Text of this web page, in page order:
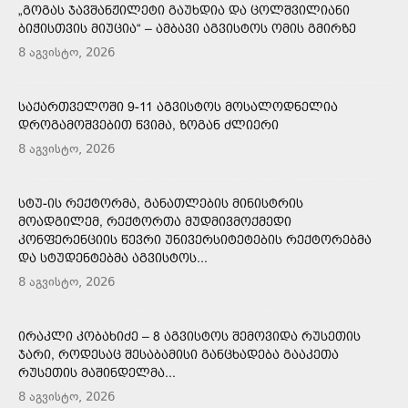
„ᲒᲝᲒᲐᲡ ᲯᲐᲕᲨᲐᲜᲟᲘᲚᲔᲢᲘ ᲒᲐᲣᲮᲓᲘᲐ ᲓᲐ ᲪᲝᲚᲨᲕᲘᲚᲘᲐᲜᲘ
ᲑᲘᲭᲘᲡᲗᲕᲘᲡ ᲛᲘᲣᲪᲘᲐ“ – ᲐᲛᲑᲐᲕᲘ ᲐᲒᲕᲘᲡᲢᲝᲡ ᲝᲛᲘᲡ ᲒᲛᲘᲠᲖᲔ
8 აგვისტო, 2026
ᲡᲐᲥᲐᲠᲗᲕᲔᲚᲝᲨᲘ 9-11 ᲐᲒᲕᲘᲡᲢᲝᲡ ᲛᲝᲡᲐᲚᲝᲓᲜᲔᲚᲘᲐ
ᲓᲠᲝᲒᲐᲛᲝᲨᲕᲔᲑᲘᲗ ᲬᲕᲘᲛᲐ, ᲖᲝᲒᲐᲜ ᲫᲚᲘᲔᲠᲘ
8 აგვისტო, 2026
ᲡᲢᲣ-ᲘᲡ ᲠᲔᲥᲢᲝᲠᲛᲐ, ᲒᲐᲜᲐᲗᲚᲔᲑᲘᲡ ᲛᲘᲜᲘᲡᲢᲠᲘᲡ
ᲛᲝᲐᲓᲒᲘᲚᲔᲛ, ᲠᲔᲥᲢᲝᲠᲗᲐ ᲛᲣᲓᲛᲘᲕᲛᲝᲥᲛᲔᲓᲘ
ᲙᲝᲜᲤᲔᲠᲔᲜᲪᲘᲘᲡ ᲬᲔᲕᲠᲘ ᲣᲜᲘᲕᲔᲠᲡᲘᲢᲔᲢᲔᲑᲘᲡ ᲠᲔᲥᲢᲝᲠᲔᲑᲛᲐ
ᲓᲐ ᲡᲢᲣᲓᲔᲜᲢᲔᲑᲛᲐ ᲐᲒᲕᲘᲡᲢᲝᲡ...
8 აგვისტო, 2026
ᲘᲠᲐᲙᲚᲘ ᲙᲝᲑᲐᲮᲘᲫᲔ – 8 ᲐᲒᲕᲘᲡᲢᲝᲡ ᲨᲔᲛᲝᲕᲘᲓᲐ ᲠᲣᲡᲔᲗᲘᲡ
ᲯᲐᲠᲘ, ᲠᲝᲓᲔᲡᲐᲪ ᲨᲔᲡᲐᲑᲐᲛᲘᲡᲘ ᲒᲐᲜᲪᲮᲐᲓᲔᲑᲐ ᲒᲐᲐᲙᲔᲗᲐ
ᲠᲣᲡᲔᲗᲘᲡ ᲛᲐᲨᲘᲜᲓᲔᲚᲛᲐ...
8 აგვისტო, 2026